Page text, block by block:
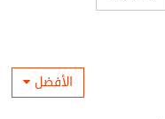
الأفضل